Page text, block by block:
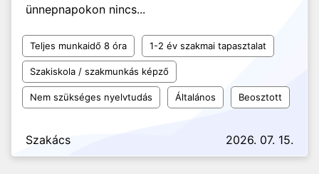
ünnepnapokon nincs...
Teljes munkaidő 8 óra 1-2 év szakmai tapasztalat
Szakiskola / szakmunkás képző
Nem szükséges nyelvtudás Általános Beosztott
Szakács 2026. 07. 15.